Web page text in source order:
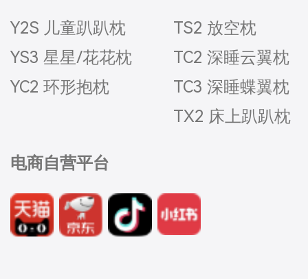
Y2S 儿童趴趴枕
YS3 星星/花花枕
YC2 环形抱枕
TS2 放空枕
TC2 深睡云翼枕
TC3 深睡蝶翼枕
TX2 床上趴趴枕
电商自营平台